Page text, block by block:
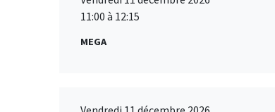
11:00 à 12:15
MEGA